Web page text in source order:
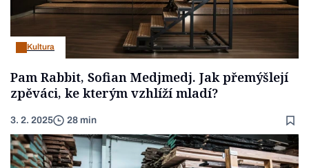
Kultura
Pam Rabbit, Sofian Medjmedj. Jak přemýšlejí
zpěváci, ke kterým vzhlíží mladí?
3. 2. 2025 28 min